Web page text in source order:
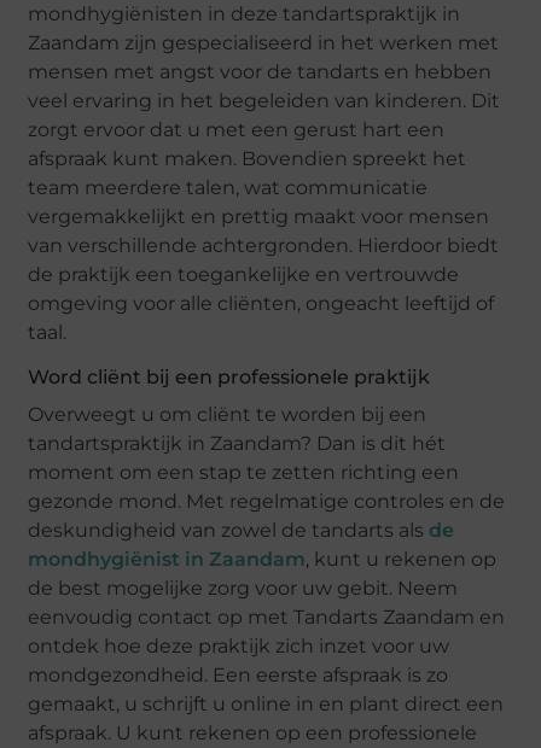
mondhygiënisten in deze tandartspraktijk in
Zaandam zijn gespecialiseerd in het werken met
mensen met angst voor de tandarts en hebben
veel ervaring in het begeleiden van kinderen. Dit
zorgt ervoor dat u met een gerust hart een
afspraak kunt maken. Bovendien spreekt het
team meerdere talen, wat communicatie
vergemakkelijkt en prettig maakt voor mensen
van verschillende achtergronden. Hierdoor biedt
de praktijk een toegankelijke en vertrouwde
omgeving voor alle cliënten, ongeacht leeftijd of
taal.
Word cliënt bij een professionele praktijk
Overweegt u om cliënt te worden bij een
tandartspraktijk in Zaandam? Dan is dit hét
moment om een stap te zetten richting een
gezonde mond. Met regelmatige controles en de
deskundigheid van zowel de tandarts als de
mondhygiënist in Zaandam, kunt u rekenen op
de best mogelijke zorg voor uw gebit. Neem
eenvoudig contact op met Tandarts Zaandam en
ontdek hoe deze praktijk zich inzet voor uw
mondgezondheid. Een eerste afspraak is zo
gemaakt, u schrijft u online in en plant direct een
afspraak. U kunt rekenen op een professionele